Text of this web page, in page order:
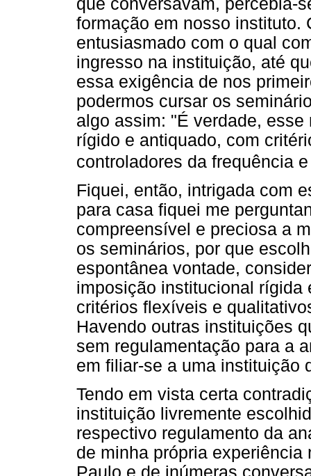
que conversavam, percebia-
formação em nosso instituto.
entusiasmado com o qual
ingresso na instituição, até
essa exigência de nos
podermos cursar os
algo assim: "É verdade,
rígido e antiquado, com
controladores da frequência
Fiquei, então, intrigada com
para casa fiquei me
compreensível e preciosa a
os seminários, por que
espontânea vontade,
imposição institucional rígida
critérios flexíveis e
Havendo outras instituições
sem regulamentação para a
em filiar-se a uma instituição
Tendo em vista certa
instituição livremente
respectivo regulamento da
de minha própria
Paulo e de inúmeras